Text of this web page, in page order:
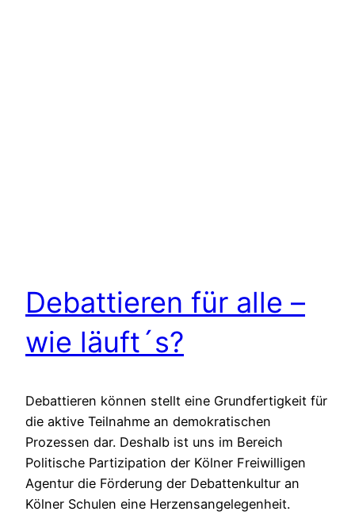
Debattieren für alle –
wie läuft´s?
Debattieren können stellt eine Grundfertigkeit für
die aktive Teilnahme an demokratischen
Prozessen dar. Deshalb ist uns im Bereich
Politische Partizipation der Kölner Freiwilligen
Agentur die Förderung der Debattenkultur an
Kölner Schulen eine Herzensangelegenheit.